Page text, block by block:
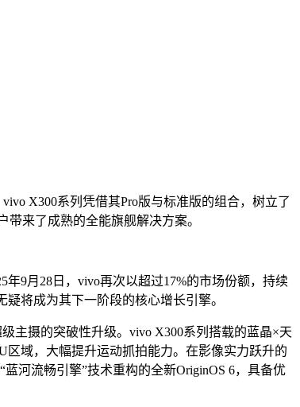
X300系列凭借其Pro版与标准版的组合，树立了
来了成熟的全能旗舰解决方案。
9月28日，vivo再次以超过17%的市场份额，持续
将成为其下一阶段的核心增长引擎。
主摄的突破性升级。vivo X300系列搭载的蓝晶×天
区域，大幅提升运动抓拍能力。在影像实力跃升的
河流畅引擎”技术重构的全新OriginOS 6，具备优